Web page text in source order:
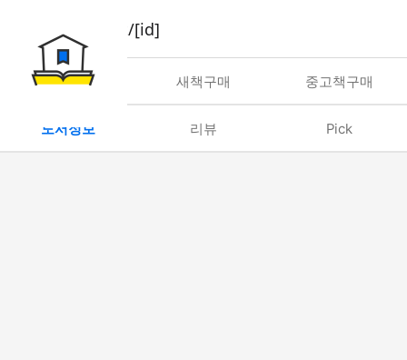
book/rent/[id]
대여 새책구매 중고책구매
도서정보 리뷰 Pick